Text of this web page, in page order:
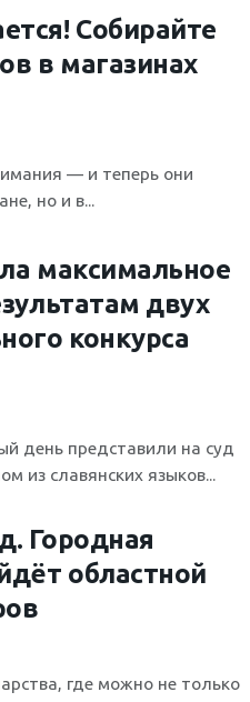
Собирайте
в магазинах
— и теперь они
но и в...
максимальное
двух
конкурса
день представили на суд
из славянских языков...
Городная
областной
где можно не только